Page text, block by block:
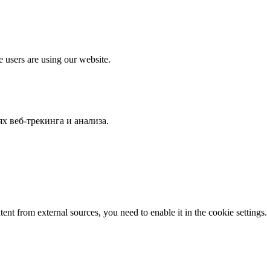
are using our website.
веб-трекинга и анализа.
from external sources, you need to enable it in the cookie settings.